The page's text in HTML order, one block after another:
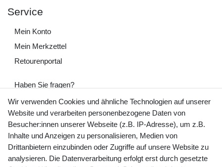
Service
Mein Konto
Mein Merkzettel
Retourenportal
Haben Sie fragen?
+49 (0) 35243 460 400
Mo-Fr 9-15 Uhr
shop@banjado.com
Wir verwenden Cookies und ähnliche Technologien auf unserer
Website und verarbeiten personenbezogene Daten von
Besucher:innen unserer Webseite (z.B. IP-Adresse), um z.B.
Inhalte und Anzeigen zu personalisieren, Medien von
Drittanbietern einzubinden oder Zugriffe auf unsere Website zu
analysieren. Die Datenverarbeitung erfolgt erst durch gesetzte